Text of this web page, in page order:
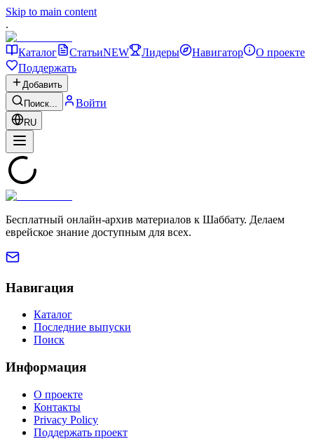
Skip to main content
.
Каталог СтатьиNEW Лидеры Навигатор
О проекте
Поддержать
Добавить
Поиск...
Войти
RU
Бесплатный онлайн-архив материалов к Шаббату. Делаем
еврейское знание доступным для всех.
Навигация
Каталог
Последние выпуски
Поиск
Информация
О проекте
Контакты
Privacy Policy
Поддержать проект